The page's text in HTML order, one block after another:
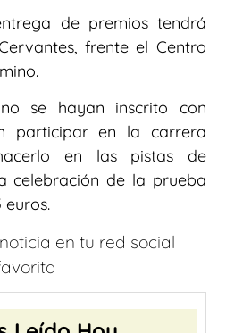
de premios tendrá
frente el Centro
se hayan inscrito con
participar en la carrera
en las pistas de
celebración de la prueba
en tu red social